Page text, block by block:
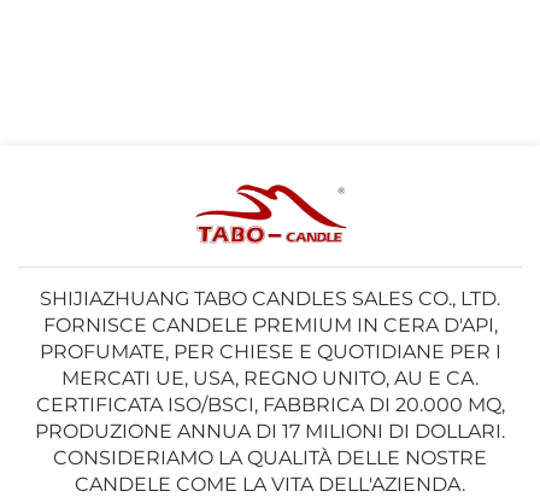
SHIJIAZHUANG TABO CANDLES SALES CO., LTD.
FORNISCE CANDELE PREMIUM IN CERA D'API,
PROFUMATE, PER CHIESE E QUOTIDIANE PER I
MERCATI UE, USA, REGNO UNITO, AU E CA.
CERTIFICATA ISO/BSCI, FABBRICA DI 20.000 MQ,
PRODUZIONE ANNUA DI 17 MILIONI DI DOLLARI.
CONSIDERIAMO LA QUALITÀ DELLE NOSTRE
CANDELE COME LA VITA DELL'AZIENDA.